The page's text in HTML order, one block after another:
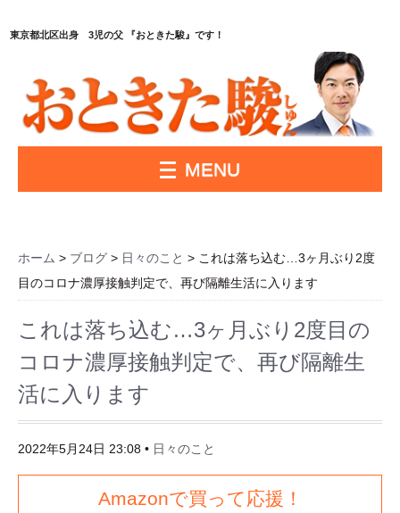
東京都北区出身 3児の父 『おときた駿』です！
MENU
ホーム > ブログ > 日々のこと > これは落ち込む…3ヶ月ぶり2度
目のコロナ濃厚接触判定で、再び隔離生活に入ります
これは落ち込む…3ヶ月ぶり2度目の
コロナ濃厚接触判定で、再び隔離生
活に入ります
2022年5月24日 23:08 • 日々のこと
Amazonで買って応援！